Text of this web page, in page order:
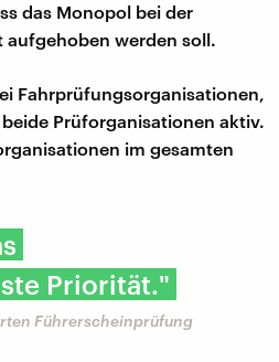
das Monopol bei der
werden soll.
Fahrprüfungsorganisationen,
Prüforganisationen aktiv.
im gesamten
Priorität."
Führerscheinprüfung